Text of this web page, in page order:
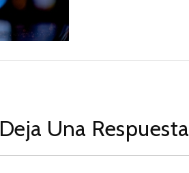
Deja Una Respuesta